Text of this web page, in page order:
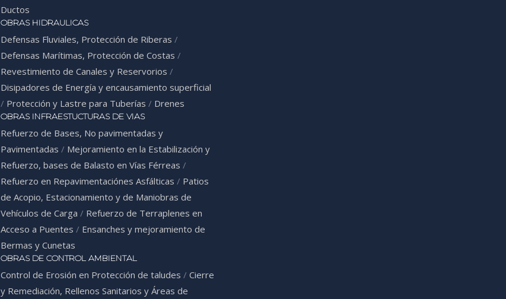
Ductos
OBRAS HIDRAULICAS
Defensas Fluviales, Protección de Riberas /
Defensas Marítimas, Protección de Costas /
Revestimiento de Canales y Reservorios /
Disipadores de Energía y encausamiento superficial
/ Protección y Lastre para Tuberías / Drenes
OBRAS INFRAESTUCTURAS DE VIAS
Refuerzo de Bases, No pavimentadas y
Pavimentadas / Mejoramiento en la Estabilización y
Refuerzo, bases de Balasto en Vías Férreas /
Refuerzo en Repavimentaciónes Asfálticas / Patios
de Acopio, Estacionamiento y de Maniobras de
Vehículos de Carga / Refuerzo de Terraplenes en
Acceso a Puentes / Ensanches y mejoramiento de
Bermas y Cunetas
OBRAS DE CONTROL AMBIENTAL
Control de Erosión en Protección de taludes / Cierre
y Remediación, Rellenos Sanitarios y Áreas de